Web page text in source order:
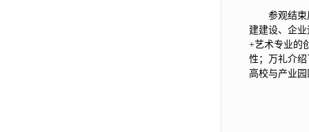
参观结
建建设、企
+艺术专业的
性；万礼介
高校与产业